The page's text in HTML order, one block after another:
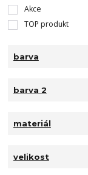
Akce
TOP produkt
barva
barva 2
materiál
velikost